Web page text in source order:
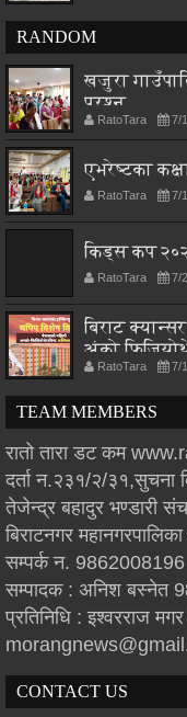
RANDOM
खजुरा
प्रश्न
RatoTara 7/
एभरेष्टका
RatoTara 7/
किड्स कप
RatoTara 7/
बिराट
अंको
RatoTara 7/
TEAM MEMBERS
रातो तारा डट कम
दर्ता न.२३१/२/३१,सुचना
तेजेन्द्र बहादुर भण्डारी
बिराटनगर
सम्पर्क न. 9862008196
सम्पादक : अनिश बस्नेत
प्रतिनिधि : इश्वरराज
CONTACT US